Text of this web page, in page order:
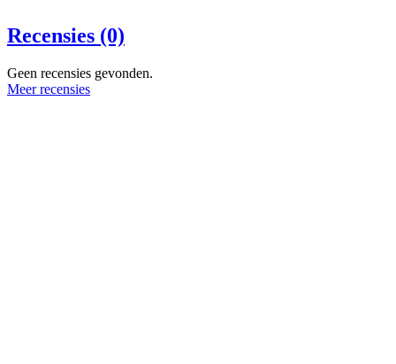
Recensies (0)
Geen recensies gevonden.
Meer recensies